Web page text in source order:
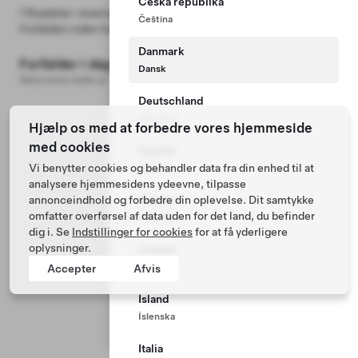
Čeština
Danmark
Dansk
Deutschland
Español
France
Français
English
Ísland
Íslenska
Italia
1 Roadster-reservation
Forfalder i dag
Hjælp os med at forbedre vores hjemmeside
med cookies
Vi benytter cookies og behandler data fra din enhed til at
analysere hjemmesidens ydeevne, tilpasse
annonceindhold og forbedre din oplevelse. Dit samtykke
omfatter overførsel af data uden for det land, du befinder
dig i. Se Indstillinger for cookiesfor at få yderligere
oplysninger.
Accepter
Afvis